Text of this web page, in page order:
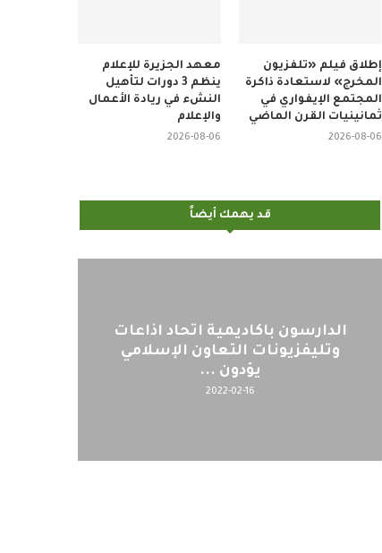
معهد الجزيرة للإعلام
ينظم 3 دورات لتأهيل
النشء في ريادة الأعمال
والإعلام
2026-08-06
إطلاق فيلم «تلفزيون
المخرج» لاستعادة ذاكرة
المجتمع الإيفواري في
ثمانينيات القرن الماضي
2026-08-06
قد يهمك أيضاً
اليوم : المشاركة بالاجتماع
التحضيري لمنظمي قمة اسيا...